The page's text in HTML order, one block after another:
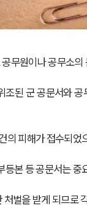
무원이나 공무소
된 군 공문서와
의 피해가 접수되
본 등 공문서는 중
벌을 받게 되므로